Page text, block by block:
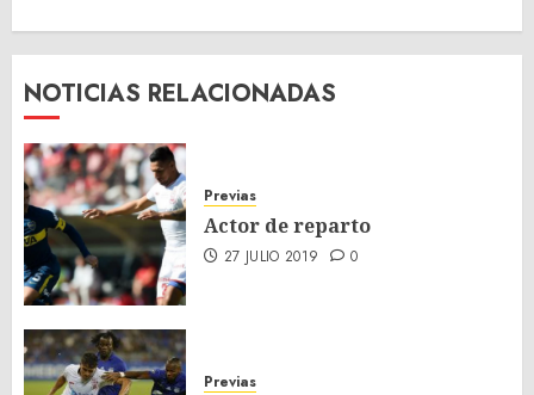
NOTICIAS RELACIONADAS
Previas
Actor de reparto
27 JULIO 2019 0
Previas